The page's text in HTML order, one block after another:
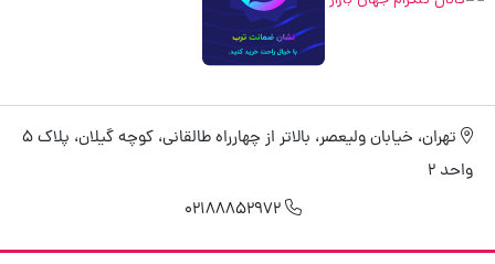
تهران، خیابان ولیعصر، بالاتر از چهارراه طالقانی، کوچه گیلان، پلاک 5
واحد 2
02188852972